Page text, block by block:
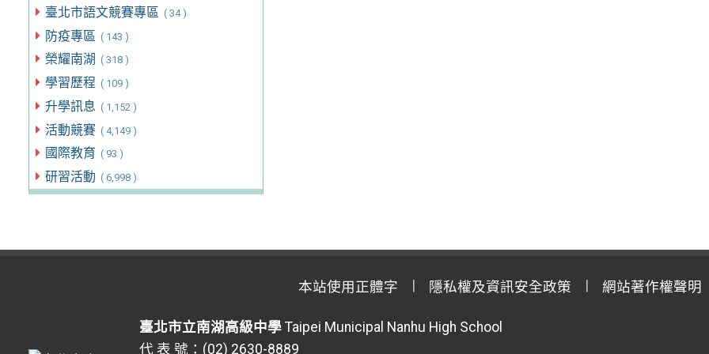
臺北市語文競賽專區 ( 34 )
防疫專區 ( 143 )
榮耀南湖 ( 318 )
學習歷程 ( 109 )
升學訊息 ( 1,152 )
活動競賽 ( 4,149 )
國際教育 ( 93 )
研習活動 ( 6,998 )
本站使用正體字 隱私權及資訊安全政策 網站著作權聲明
臺北市立南湖高級中學 Taipei Municipal Nanhu High School
代 表 號：(02) 2630-8889